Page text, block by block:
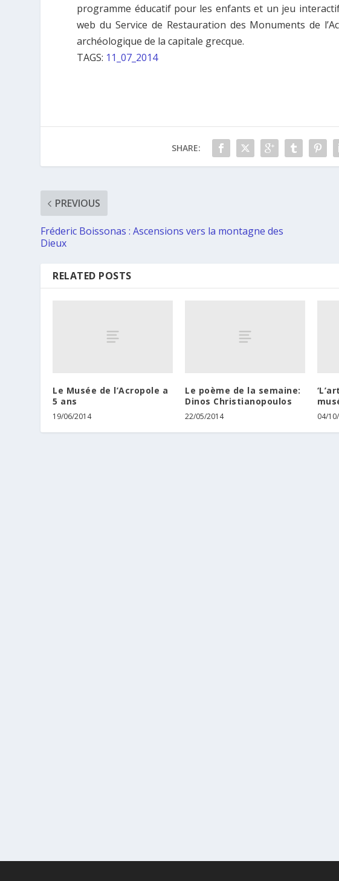
programme éducatif pour les enfants et un jeu
web du Service de Restauration des Monuments de
archéologique de la capitale grecque.
TAGS: 11_07_2014
SHARE:
PREVIOUS
Fréderic Boissonas : Ascensions vers la montagne des
Dieux
RELATED POSTS
Le Musée de l’Acropole a
5 ans
19/06/2014
Le poème de la semaine:
Dinos Christianopoulos
22/05/2014 04/